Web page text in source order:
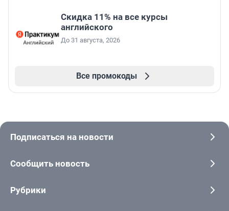
Скидка 11% на все курсы
английского
До 31 августа, 2026
Все промокоды
Подписаться на новости
Сообщить новость
Рубрики